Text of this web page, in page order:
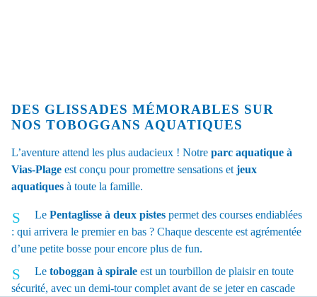
DES GLISSADES MÉMORABLES SUR
NOS TOBOGGANS AQUATIQUES
L’aventure attend les plus audacieux ! Notre parc aquatique à
Vias-Plage est conçu pour promettre sensations et jeux
aquatiques à toute la famille.
Le Pentaglisse à deux pistes permet des courses endiablées
: qui arrivera le premier en bas ? Chaque descente est agrémentée
d’une petite bosse pour encore plus de fun.
Le toboggan à spirale est un tourbillon de plaisir en toute
sécurité, avec un demi-tour complet avant de se jeter en cascade